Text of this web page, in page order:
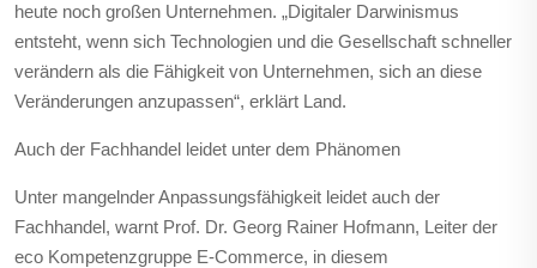
heute noch großen Unternehmen. „Digitaler Darwinismus
entsteht, wenn sich Technologien und die Gesellschaft schneller
verändern als die Fähigkeit von Unternehmen, sich an diese
Veränderungen anzupassen“, erklärt Land.
Auch der Fachhandel leidet unter dem Phänomen
Unter mangelnder Anpassungsfähigkeit leidet auch der
Fachhandel, warnt Prof. Dr. Georg Rainer Hofmann, Leiter der
eco Kompetenzgruppe E-Commerce, in diesem